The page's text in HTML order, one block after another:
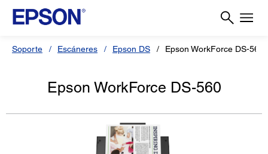
Soporte Escáneres Epson DS Epson WorkForce DS-560
Epson WorkForce DS-560